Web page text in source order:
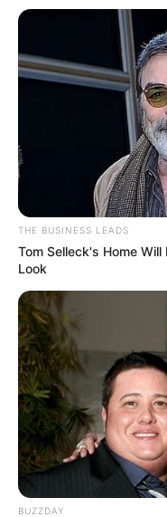
THE BUSINESS LEADS
Tom Selleck's Home
Look
BUZZDAY